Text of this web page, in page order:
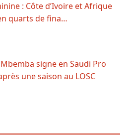
: Côte d’Ivoire et Afrique
quarts de fina…
signe en Saudi Pro
une saison au LOSC